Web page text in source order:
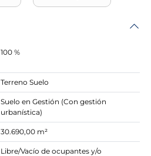
100 %
Terreno Suelo
Suelo en Gestión (Con gestión
urbanística)
30.690,00 m²
Libre/Vacío de ocupantes y/o